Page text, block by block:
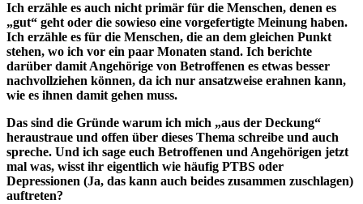
Ich erzähle es auch nicht primär für die Menschen, denen es
„gut“ geht oder die sowieso eine vorgefertigte Meinung haben.
Ich erzähle es für die Menschen, die an dem gleichen Punkt
stehen, wo ich vor ein paar Monaten stand. Ich berichte
darüber damit Angehörige von Betroffenen es etwas besser
nachvollziehen können, da ich nur ansatzweise erahnen kann,
wie es ihnen damit gehen muss.
Das sind die Gründe warum ich mich „aus der Deckung“
heraustraue und offen über dieses Thema schreibe und auch
spreche. Und ich sage euch Betroffenen und Angehörigen jetzt
mal was, wisst ihr eigentlich wie häufig PTBS oder
Depressionen (Ja, das kann auch beides zusammen zuschlagen)
auftreten?